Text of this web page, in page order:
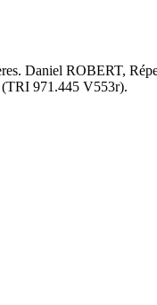
Daniel ROBERT,
(TRI 971.445 V553r).